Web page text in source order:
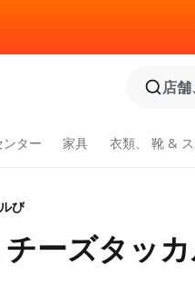
店
ター 家具 衣類、 靴 &
び
ーズタッ